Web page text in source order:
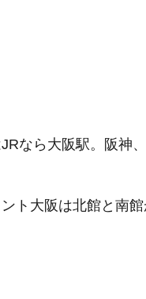
なら大阪駅。阪神
ト大阪は北館と南